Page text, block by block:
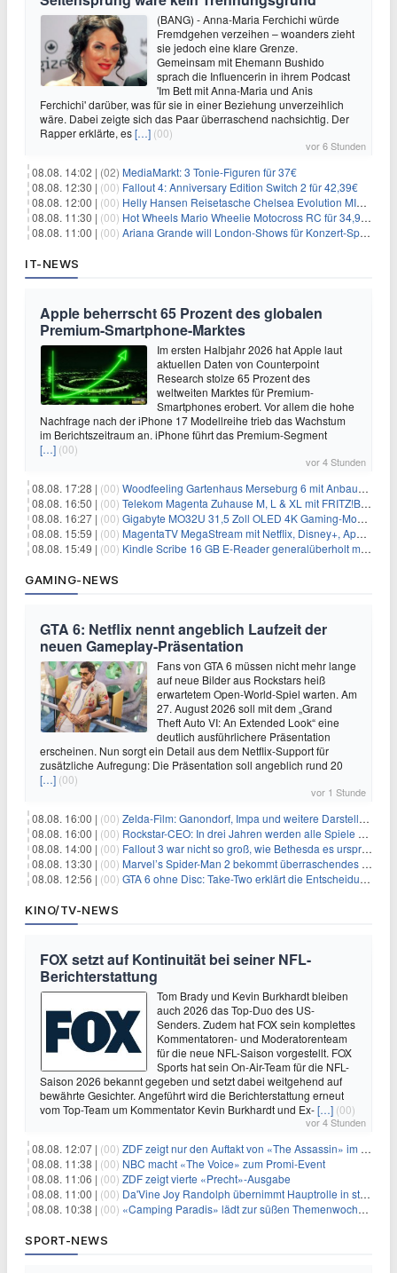
(BANG) - Anna-Maria Ferchichi würde
Fremdgehen verzeihen – woanders zieht
sie jedoch eine klare Grenze.
Gemeinsam mit Ehemann Bushido
sprach die Influencerin in ihrem Podcast
'Im Bett mit Anna-Maria und Anis
Ferchichi' darüber, was für sie in einer Beziehung unverzeihlich
wäre. Dabei zeigte sich das Paar überraschend nachsichtig. Der
Rapper erklärte, es[…] (00)
vor 6 Stunden
08.08. 14:02 | (02) MediaMarkt: 3 Tonie-Figuren für 37€
08.08. 12:30 | (00) Fallout 4: Anniversary Edition Switch 2 für 42,39€
08.08. 12:00 | (00) Helly Hansen Reisetasche Chelsea Evolution MID 54L für 29,99€
08.08. 11:30 | (00) Hot Wheels Mario Wheelie Motocross RC für 34,99€
08.08. 11:00 | (00) Ariana Grande will London-Shows für Konzert-Special filmen
IT-NEWS
Apple beherrscht 65 Prozent des globalen
Premium-Smartphone-Marktes
Im ersten Halbjahr 2026 hat Apple laut
aktuellen Daten von Counterpoint
Research stolze 65 Prozent des
weltweiten Marktes für Premium-
Smartphones erobert. Vor allem die hohe
Nachfrage nach der iPhone 17 Modellreihe trieb das Wachstum
im Berichtszeitraum an. iPhone führt das Premium-Segment
[…] (00)
vor 4 Stunden
08.08. 17:28 | (00) Woodfeeling Gartenhaus Merseburg 6 mit Anbaudach für 1.048€
08.08. 16:50 | (00) Telekom Magenta Zuhause M, L & XL mit FRITZ!Box 7690 für 1€ und 220€ Bonus (effektiv ab 19,74€/Monat)
08.08. 16:27 | (00) Gigabyte MO32U 31,5 Zoll OLED 4K Gaming-Monitor für 549€
08.08. 15:59 | (00) MagentaTV MegaStream mit Netflix, Disney+, Apple TV+ & RTL+ für 30€/Monat (effektiv 20,83€/Monat)
08.08. 15:49 | (00) Kindle Scribe 16 GB E-Reader generalüberholt mit Eingabestift für 197,99€
GAMING-NEWS
GTA 6: Netflix nennt angeblich Laufzeit der
neuen Gameplay-Präsentation
Fans von GTA 6 müssen nicht mehr lange
auf neue Bilder aus Rockstars heiß
erwartetem Open-World-Spiel warten. Am
27. August 2026 soll mit dem „Grand
Theft Auto VI: An Extended Look“ eine
deutlich ausführlichere Präsentation
erscheinen. Nun sorgt ein Detail aus dem Netflix-Support für
zusätzliche Aufregung: Die Präsentation soll angeblich rund 20
[…] (00)
vor 1 Stunde
08.08. 16:00 | (00) Zelda-Film: Ganondorf, Impa und weitere Darsteller sollen feststehen
08.08. 16:00 | (00) Rockstar-CEO: In drei Jahren werden alle Spiele gestreamt
08.08. 14:00 | (00) Fallout 3 war nicht so groß, wie Bethesda es ursprünglich wollte
08.08. 13:30 | (00) Marvel’s Spider-Man 2 bekommt überraschendes PS5-Update mit gewünschter Komfortfunktion
08.08. 12:56 | (00) GTA 6 ohne Disc: Take-Two erklärt die Entscheidung für Download-Codes
KINO/TV-NEWS
FOX setzt auf Kontinuität bei seiner NFL-
Berichterstattung
Tom Brady und Kevin Burkhardt bleiben
auch 2026 das Top-Duo des US-
Senders. Zudem hat FOX sein komplettes
Kommentatoren- und Moderatorenteam
für die neue NFL-Saison vorgestellt. FOX
Sports hat sein On-Air-Team für die NFL-
Saison 2026 bekannt gegeben und setzt dabei weitgehend auf
bewährte Gesichter. Angeführt wird die Berichterstattung erneut
vom Top-Team um Kommentator Kevin Burkhardt und Ex-[…] (00)
vor 4 Stunden
08.08. 12:07 | (00) ZDF zeigt nur den Auftakt von «The Assassin» im Fernsehen
08.08. 11:38 | (00) NBC macht «The Voice» zum Promi-Event
08.08. 11:06 | (00) ZDF zeigt vierte «Precht»-Ausgabe
08.08. 11:00 | (00) Da'Vine Joy Randolph übernimmt Hauptrolle in starbesetzter schwarzer Komödie
08.08. 10:38 | (00) «Camping Paradis» lädt zur süßen Themenwoche ein
SPORT-NEWS